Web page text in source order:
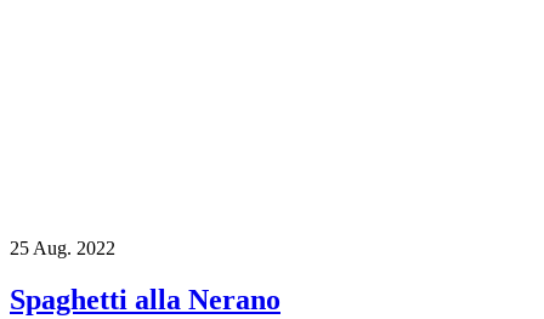
25 Aug. 2022
Spaghetti alla Nerano